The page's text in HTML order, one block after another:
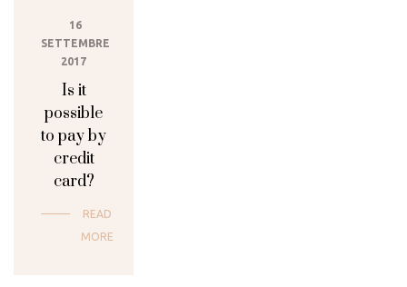
16
SETTEMBRE
2017
Is it
possible
to pay by
credit
card?
READ
MORE